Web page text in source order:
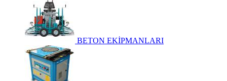
BETON EKİPMANLARI